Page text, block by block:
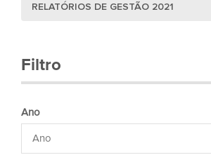
RELATÓRIOS DE GESTÃO 2021
Filtro
Ano